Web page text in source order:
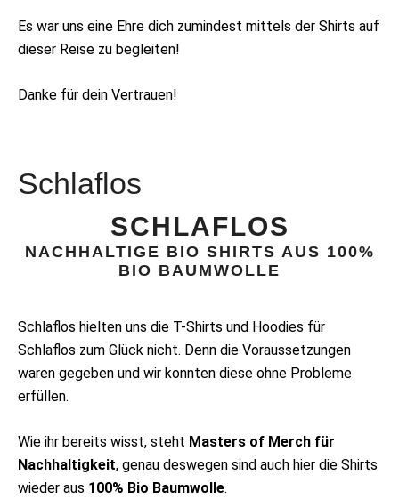
Es war uns eine Ehre dich zumindest mittels der Shirts auf
dieser Reise zu begleiten!
Danke für dein Vertrauen!
Schlaflos
SCHLAFLOS
NACHHALTIGE BIO SHIRTS AUS 100%
BIO BAUMWOLLE
Schlaflos hielten uns die T-Shirts und Hoodies für
Schlaflos zum Glück nicht. Denn die Voraussetzungen
waren gegeben und wir konnten diese ohne Probleme
erfüllen.
Wie ihr bereits wisst, steht Masters of Merch für
Nachhaltigkeit, genau deswegen sind auch hier die Shirts
wieder aus 100% Bio Baumwolle.